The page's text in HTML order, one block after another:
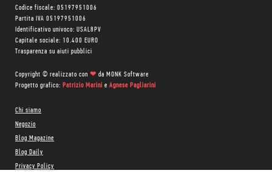
Codice fiscale: 05197951006
Partita IVA 05197951006
Identificativo univoco: USAL8PV
Capitale sociale: 10.400 EURO
Trasparenza su aiuti pubblici
Copyright © realizzato con ❤ da MONK Software
Progetto grafico: Patrizio Marini e Agnese Pagliarini
Chi siamo
Negozio
Blog Magazine
Blog Daily
Privacy Policy